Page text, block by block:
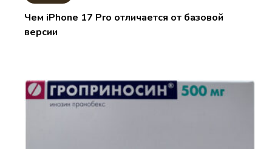
Чем iPhone 17 Pro отличается от базовой
версии